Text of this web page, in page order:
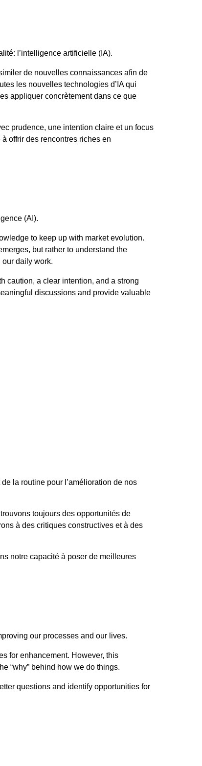
l’intelligence artificielle (IA).
de nouvelles connaissances afin de
les nouvelles technologies d’IA qui
appliquer concrètement dans ce que
prudence, une intention claire et un focus
offrir des rencontres riches en
(AI).
to keep up with market evolution.
but rather to understand the
daily work.
caution, a clear intention, and a strong
discussions and provide valuable
la routine pour l’amélioration de nos
toujours des opportunités de
à des critiques constructives et à des
notre capacité à poser de meilleures
our processes and our lives.
for enhancement. However, this
“why” behind how we do things.
questions and identify opportunities for